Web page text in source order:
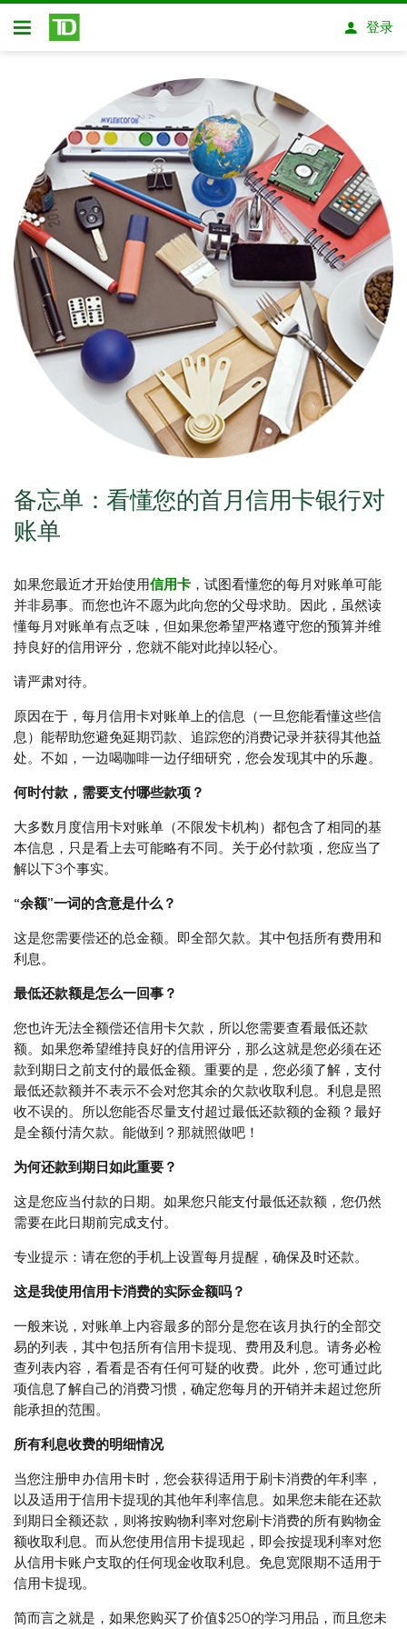
跳转到主要内容
开放式房屋贷款
登录
备忘单：看懂您的首月信用卡银行对
账单
如果您最近才开始使用信用卡 ，试图看懂您的每月对账单可能
并非易事。而您也许不愿为此向您的父母求助。因此，虽然读
懂每月对账单有点乏味，但如果您希望严格遵守您的预算并维
持良好的信用评分，您就不能对此掉以轻心。
请严肃对待。
原因在于，每月信用卡对账单上的信息（一旦您能看懂这些信
息）能帮助您避免延期罚款、追踪您的消费记录并获得其他益
处。不如，一边喝咖啡一边仔细研究，您会发现其中的乐趣。
何时付款，需要支付哪些款项？
大多数月度信用卡对账单（不限发卡机构）都包含了相同的基
本信息，只是看上去可能略有不同。关于必付款项，您应当了
解以下3个事实。
“余额”一词的含意是什么？
这是您需要偿还的总金额。即全部欠款。其中包括所有费用和
利息。
最低还款额是怎么一回事？
您也许无法全额偿还信用卡欠款，所以您需要查看最低还款
额。如果您希望维持良好的信用评分，那么这就是您必须在还
款到期日之前支付的最低金额。重要的是，您必须了解，支付
最低还款额并不表示不会对您其余的欠款收取利息。利息是照
收不误的。所以您能否尽量支付超过最低还款额的金额？最好
是全额付清欠款。能做到？那就照做吧！
为何还款到期日如此重要？
这是您应当付款的日期。如果您只能支付最低还款额，您仍然
需要在此日期前完成支付。
专业提示：请在您的手机上设置每月提醒，确保及时还款。
这是我使用信用卡消费的实际金额吗？
一般来说，对账单上内容最多的部分是您在该月执行的全部交
易的列表，其中包括所有信用卡提现、费用及利息。请务必检
查列表内容，看看是否有任何可疑的收费。此外，您可通过此
项信息了解自己的消费习惯，确定您每月的开销并未超过您所
能承担的范围。
所有利息收费的明细情况
当您注册申办信用卡时，您会获得适用于刷卡消费的年利率，
以及适用于信用卡提现的其他年利率信息。如果您未能在还款
到期日全额还款，则将按购物利率对您刷卡消费的所有购物金
额收取利息。而从您使用信用卡提现起，即会按提现利率对您
从信用卡账户支取的任何现金收取利息。免息宽限期不适用于
信用卡提现。
简而言之就是，如果您购买了价值$250的学习用品，而且您未